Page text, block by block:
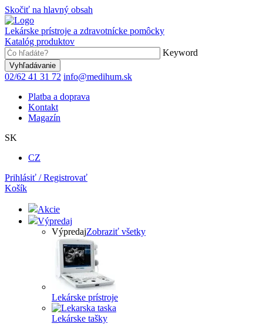
Skočiť na hlavný obsah
Lekárske prístroje a zdravotnícke pomôcky
Katalóg produktov
Keyword
02/62 41 31 72 info@medihum.sk
Platba a doprava
Kontakt
Magazín
SK
CZ
Prihlásiť / Registrovať
Košík
Akcie
Výpredaj
VýpredajZobraziť všetky
Lekárske prístroje
Lekárske tašky